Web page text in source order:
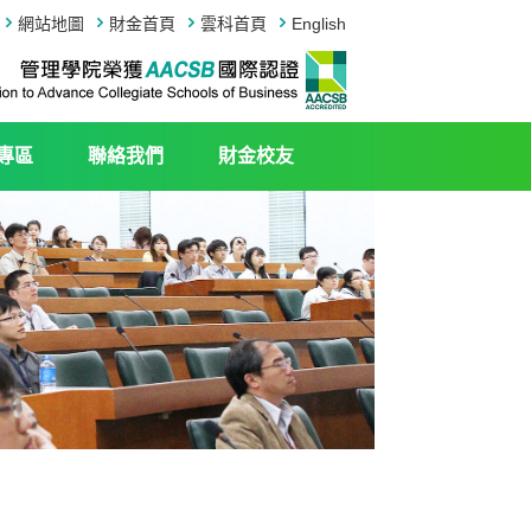
English
雲科首頁
財金首頁
網站地圖
區 聯絡我們 財金校友